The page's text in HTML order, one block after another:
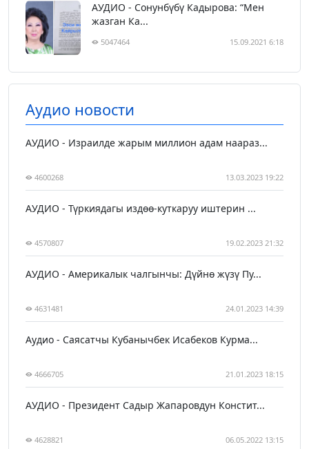
АУДИО - Сонунбүбү Кадырова: “Мен
жазган Ка...
5047464 15.09.2021 6:18
Аудио новости
АУДИО - Израилде жарым миллион адам наараз...
4600268 13.03.2023 19:22
АУДИО - Түркиядагы издөө-куткаруу иштерин ...
4570807 19.02.2023 21:32
АУДИО - Америкалык чалгынчы: Дүйнө жүзү Пу...
4631481 24.01.2023 14:39
Аудио - Саясатчы Кубанычбек Исабеков Курма...
4666705 21.01.2023 18:15
АУДИО - Президент Садыр Жапаровдун Констит...
4628821 06.05.2022 13:15